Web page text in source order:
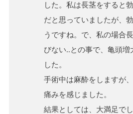
した。私は長茎をすると
だと思っていましたが、
うですね。で、私の場合
びない..との事で、亀頭増
した。
手術中は麻酔をしますが
痛みを感じました。
結果としては、大満足でし